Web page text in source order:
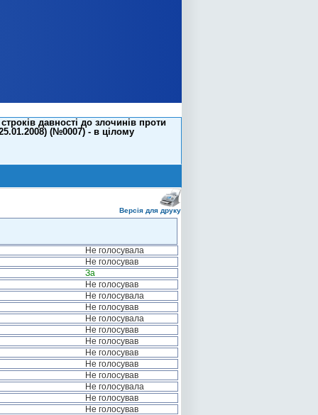
давності до злочинів проти
(№0007) - в цілому
Версія для друку
Не голосувала
Не голосував
За
Не голосував
Не голосувала
Не голосував
Не голосувала
Не голосував
Не голосував
Не голосував
Не голосував
Не голосував
Не голосувала
Не голосував
Не голосував